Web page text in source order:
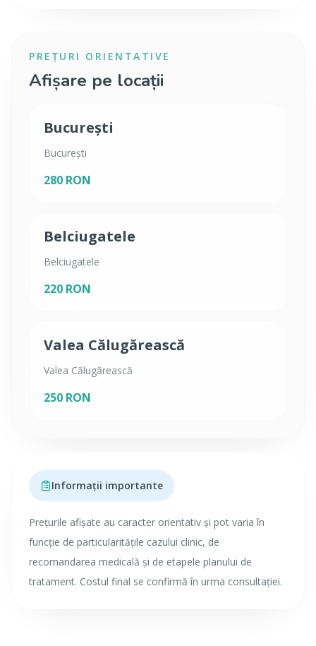
PREȚURI ORIENTATIVE
Afișare pe locații
București
București
280 RON
Belciugatele
Belciugatele
220 RON
Valea Călugărească
Valea Călugărească
250 RON
Informații importante
Prețurile afișate au caracter orientativ și pot varia în
funcție de particularitățile cazului clinic, de
recomandarea medicală și de etapele planului de
tratament. Costul final se confirmă în urma consultației.